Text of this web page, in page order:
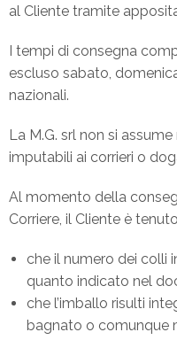
al Cliente tramite
I tempi di consegna
escluso sabato,
nazionali.
La M.G. srl non si
imputabili ai corrieri o
Al momento della
Corriere, il Cliente è
che il numero dei colli
quanto indicato nel
che l’imballo risulti
bagnato o comunque